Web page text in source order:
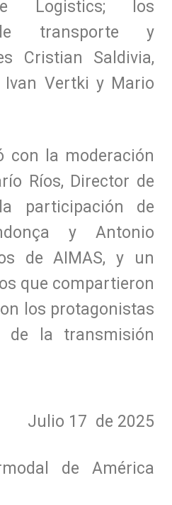
Logistics; los
transporte y
Cristian Saldivia,
Ivan Vertki y Mario
con la moderación
Ríos, Director de
participación de
y Antonio
de AIMAS, y un
que compartieron
los protagonistas
de la transmisión
Julio 17 de 2025
de América